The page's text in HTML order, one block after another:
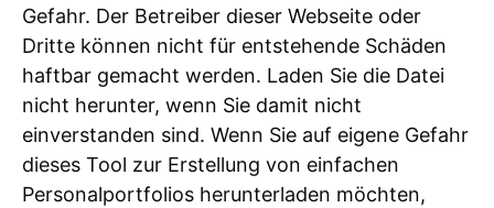
Gefahr. Der Betreiber dieser Webseite oder
Dritte können nicht für entstehende Schäden
haftbar gemacht werden. Laden Sie die Datei
nicht herunter, wenn Sie damit nicht
einverstanden sind. Wenn Sie auf eigene Gefahr
dieses Tool zur Erstellung von einfachen
Personalportfolios herunterladen möchten,